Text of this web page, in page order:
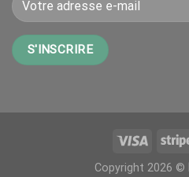
Copyright 2026 ©